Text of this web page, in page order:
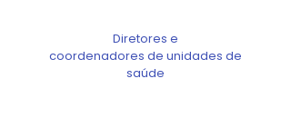
Diretores e
coordenadores de unidades de
saúde